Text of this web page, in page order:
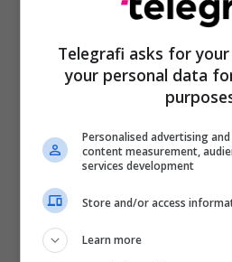
Telegrafi asks for
your personal data
Personalised advertising
content measurement,
services development
Store and/or access
Learn more